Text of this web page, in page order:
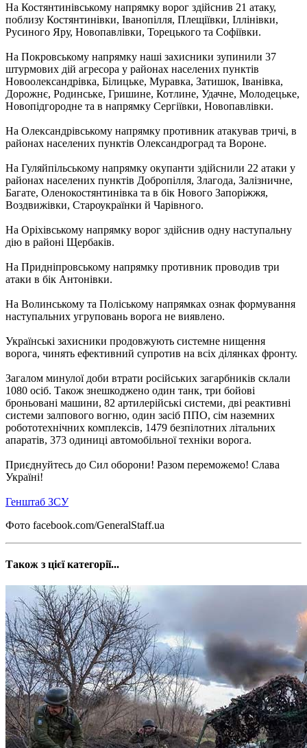
На Костянтинівському напрямку ворог здійснив 21 атаку,
поблизу Костянтинівки, Іванопілля, Плещіївки, Іллінівки,
Русиного Яру, Новопавлівки, Торецького та Софіївки.
На Покровському напрямку наші захисники зупинили 37
штурмових дій агресора у районах населених пунктів
Новоолександрівка, Білицьке, Муравка, Затишок, Іванівка,
Дорожнє, Родинське, Гришине, Котлине, Удачне, Молодецьке,
Новопідгородне та в напрямку Сергіївки, Новопавлівки.
На Олександрівському напрямку противник атакував тричі, в
районах населених пунктів Олександроград та Вороне.
На Гуляйпільському напрямку окупанти здійснили 22 атаки у
районах населених пунктів Добропілля, Злагода, Залізничне,
Багате, Оленокостянтинівка та в бік Нового Запоріжжя,
Воздвижівки, Староукраїнки й Чарівного.
На Оріхівському напрямку ворог здійснив одну наступальну
дію в районі Щербаків.
На Придніпровському напрямку противник проводив три
атаки в бік Антонівки.
На Волинському та Поліському напрямках ознак формування
наступальних угруповань ворога не виявлено.
Українські захисники продовжують системне нищення
ворога, чинять ефективний супротив на всіх ділянках фронту.
Загалом минулої доби втрати російських загарбників склали
1080 осіб. Також знешкоджено один танк, три бойові
броньовані машини, 82 артилерійські системи, дві реактивні
системи залпового вогню, один засіб ППО, сім наземних
робототехнічних комплексів, 1479 безпілотних літальних
апаратів, 373 одиниці автомобільної техніки ворога.
Приєднуйтесь до Сил оборони! Разом переможемо! Слава
Україні!
Генштаб ЗСУ
Фото facebook.com/GeneralStaff.ua
Також з цієї категорії...